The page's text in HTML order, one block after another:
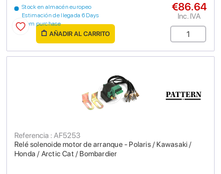
Stock en almacén europeo
Estimación de llegada 6 Days
from purchase
€86.64
Inc. IVA
AÑADIR AL CARRITO
Relé solenoide motor de arranque - Polaris / Kawasaki /
Honda / Arctic Cat / Bombardier
Referencia : AF5253